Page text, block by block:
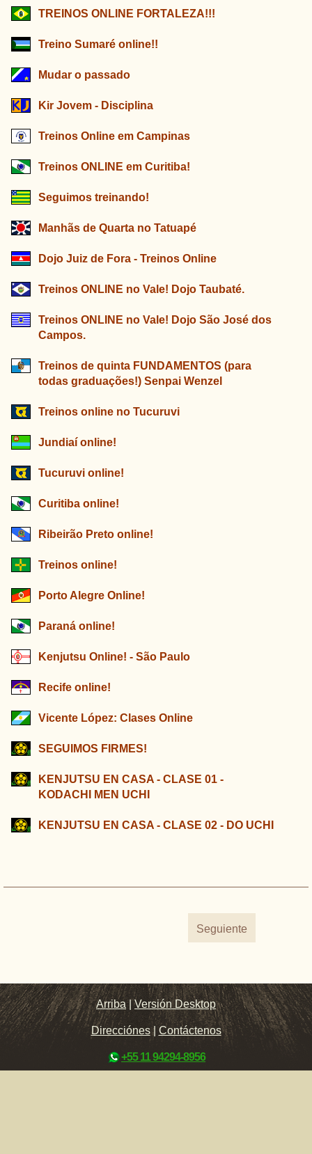
TREINOS ONLINE FORTALEZA!!!
Treino Sumaré online!!
Mudar o passado
Kir Jovem - Disciplina
Treinos Online em Campinas
Treinos ONLINE em Curitiba!
Seguimos treinando!
Manhãs de Quarta no Tatuapé
Dojo Juiz de Fora - Treinos Online
Treinos ONLINE no Vale! Dojo Taubaté.
Treinos ONLINE no Vale! Dojo São José dos
Campos.
Treinos de quinta FUNDAMENTOS (para
todas graduações!) Senpai Wenzel
Treinos online no Tucuruvi
Jundiaí online!
Tucuruvi online!
Curitiba online!
Ribeirão Preto online!
Treinos online!
Porto Alegre Online!
Paraná online!
Kenjutsu Online! - São Paulo
Recife online!
Vicente López: Clases Online
SEGUIMOS FIRMES!
KENJUTSU EN CASA - CLASE 01 -
KODACHI MEN UCHI
KENJUTSU EN CASA - CLASE 02 - DO UCHI
Seguiente
Arriba |Versión Desktop
Direcciónes| Contáctenos
+55 11 94294-8956